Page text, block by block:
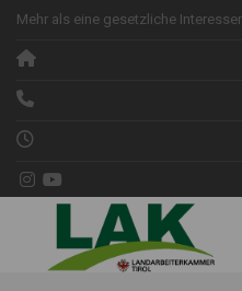
Mehr als eine gesetzliche